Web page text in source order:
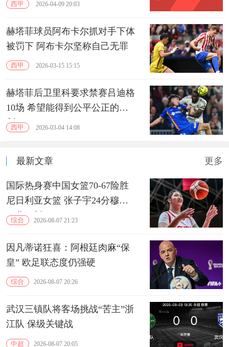
西甲 2026-04-09 20:03
赫塔菲球员阿布卡尔抓对手下体
被罚下 阿布卡尔坚称自己无罪
西甲 2026-03-15 15:15
赫塔菲后卫里科要求禁赛吕迪格
10场 希望能得到公平公正的审
判西甲 2026-03-04 14:08
最新文章 更多
国际热身赛中国女篮70-67险胜
尼日利亚女篮 张子宇24分穆萨
15分10板
综合 2026-08-07 21:23
因凡蒂诺狂喜：阿根廷肉麻“保
皇” 欧足联态度仍强硬
综合 2026-08-07 20:26
武汉三镇队将客场挑战“苦主”浙
江队 保级关键战
中超 2026-08-07 20:05